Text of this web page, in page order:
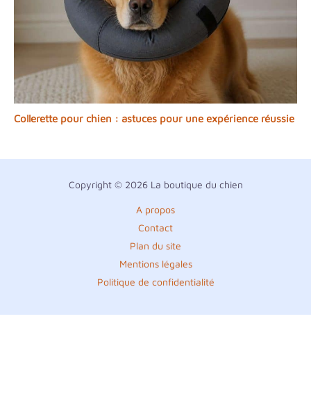
Collerette pour chien : astuces pour une expérience réussie
Copyright © 2026 La boutique du chien
A propos
Contact
Plan du site
Mentions légales
Politique de confidentialité